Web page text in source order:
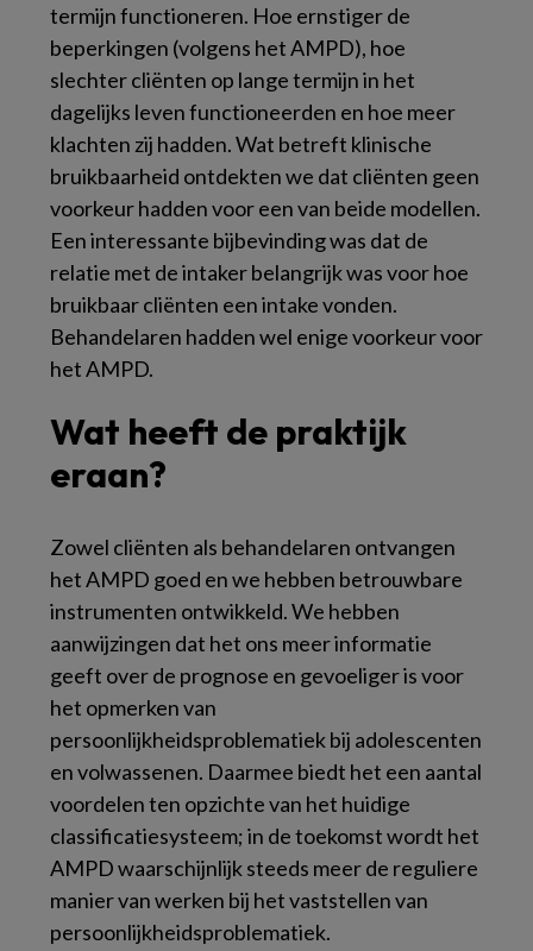
termijn functioneren. Hoe ernstiger de
beperkingen (volgens het AMPD), hoe
slechter cliënten op lange termijn in het
dagelijks leven functioneerden en hoe meer
klachten zij hadden. Wat betreft klinische
bruikbaarheid ontdekten we dat cliënten geen
voorkeur hadden voor een van beide modellen.
Een interessante bijbevinding was dat de
relatie met de intaker belangrijk was voor hoe
bruikbaar cliënten een intake vonden.
Behandelaren hadden wel enige voorkeur voor
het AMPD.
Wat heeft de praktijk
eraan?
Zowel cliënten als behandelaren ontvangen
het AMPD goed en we hebben betrouwbare
instrumenten ontwikkeld. We hebben
aanwijzingen dat het ons meer informatie
geeft over de prognose en gevoeliger is voor
het opmerken van
persoonlijkheidsproblematiek bij adolescenten
en volwassenen. Daarmee biedt het een aantal
voordelen ten opzichte van het huidige
classificatiesysteem; in de toekomst wordt het
AMPD waarschijnlijk steeds meer de reguliere
manier van werken bij het vaststellen van
persoonlijkheidsproblematiek.